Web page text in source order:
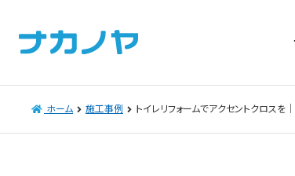
ホーム 施工事例 トイレリフォームでアクセントクロスを